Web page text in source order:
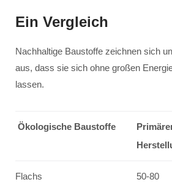
Ein Vergleich
Nachhaltige Baustoffe zeichnen sich
aus, dass sie sich ohne großen
lassen.
Ökologische Baustoffe
Flachs 50-80